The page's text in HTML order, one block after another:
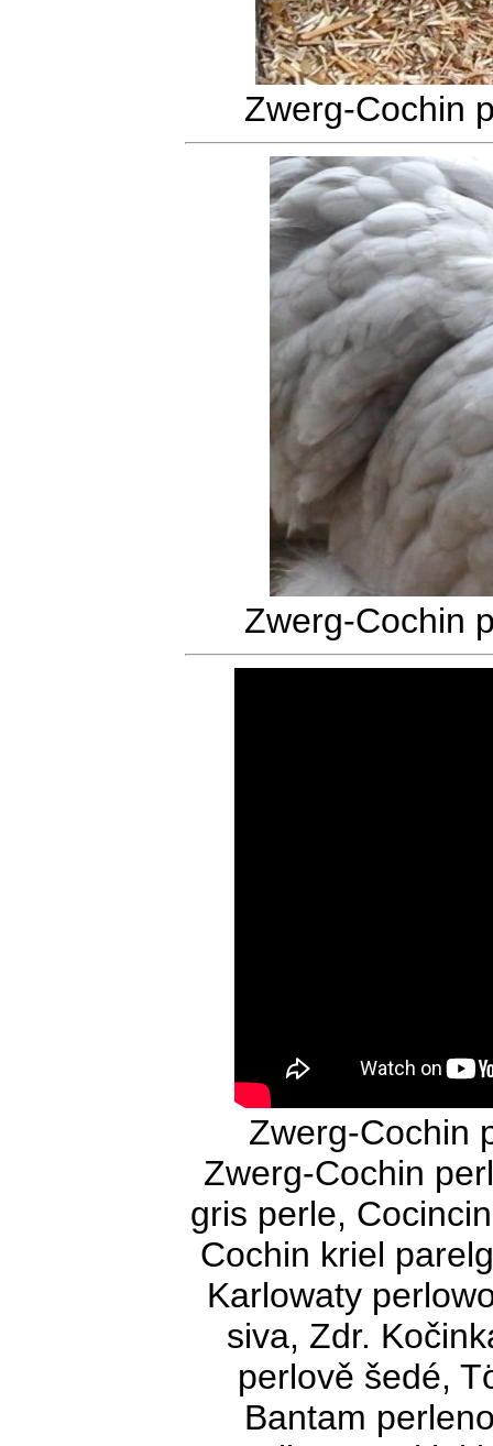
Zwerg-Cochin
Zwerg-Cochin
Zwerg-Cochin
Zwerg-Cochin
gris perle,
Cochin kriel
Karlowaty
siva, Zdr.
perlově šedé,
Bantam